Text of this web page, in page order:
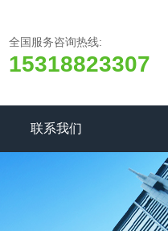
全国服务咨询热线:
15318823307
联系我们